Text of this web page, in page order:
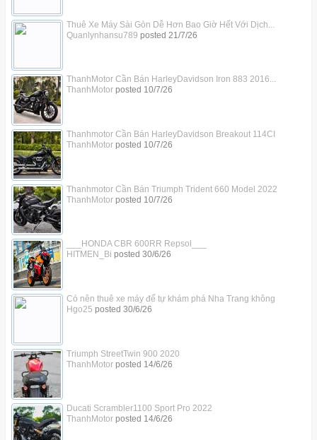
Thuê Xe Máy Sài Gòn Dễ Hơn Bao Giờ Hết Với Dịch...
Quanlynhansu789 posted 21/7/26
ThanhMotor Cần Bán HarleyDavidson Iron 883 2016...
ThanhMotorposted 10/7/26
Thanhmotor Cần Bán HarleyDavidson Breakout 114CI
ThanhMotorposted 10/7/26
Thanhmotor Cần Bán Triumph Trident 660 Model 2022
ThanhMotorposted 10/7/26
___HONDA CBR 600RR Repsol___
HITMEN_Bi posted 30/6/26
Có nên thuê xe máy để tự khám phá Nha Trang không
Hgo25 posted 30/6/26
Triumph StreetTwin 900 2020
ThanhMotorposted 14/6/26
Ducati Scrambler1100 Sport Pro 2022
ThanhMotorposted 14/6/26